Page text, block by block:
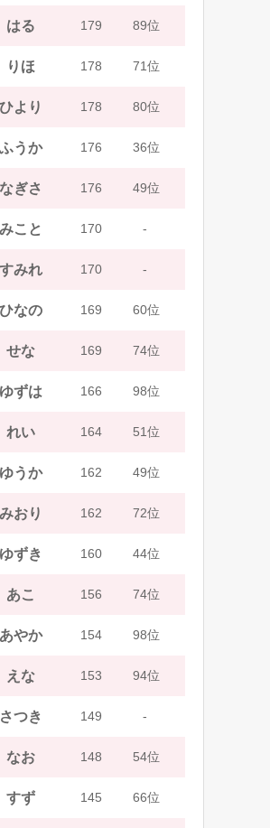
はる 179 89位
りほ 178 71位
ひより 178 80位
ふうか 176 36位
なぎさ 176 49位
みこと 170 -
すみれ 170 -
ひなの 169 60位
せな 169 74位
ゆずは 166 98位
れい 164 51位
ゆうか 162 49位
みおり 162 72位
ゆずき 160 44位
あこ 156 74位
あやか 154 98位
えな 153 94位
さつき 149 -
なお 148 54位
すず 145 66位